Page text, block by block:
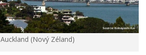
Auckland (Nový Zéland)